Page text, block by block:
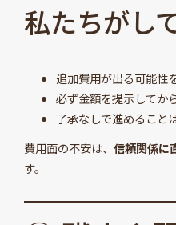
私たちがし
追加費用が出る可能性
必ず金額を提示してか
了承なしで進めること
費用面の不安は、 信頼関係に
す。